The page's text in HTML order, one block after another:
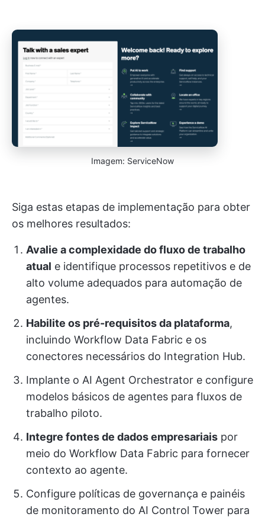
Imagem: ServiceNow
Siga estas etapas de implementação para obter
os melhores resultados:
Avalie a complexidade do fluxo de trabalho
atual e identifique processos repetitivos e de
alto volume adequados para automação de
agentes.
Habilite os pré-requisitos da plataforma,
incluindo Workflow Data Fabric e os
conectores necessários do Integration Hub.
Implante o AI Agent Orchestrator e configure
modelos básicos de agentes para fluxos de
trabalho piloto.
Integre fontes de dados empresariais por
meio do Workflow Data Fabric para fornecer
contexto ao agente.
Configure políticas de governança e painéis
de monitoramento do AI Control Tower para